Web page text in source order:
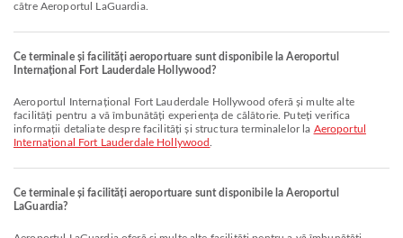
către Aeroportul LaGuardia.
Ce terminale și facilități aeroportuare sunt disponibile la Aeroportul
Internațional Fort Lauderdale Hollywood?
Aeroportul Internațional Fort Lauderdale Hollywood oferă și multe alte
facilități pentru a vă îmbunătăți experiența de călătorie. Puteți verifica
informații detaliate despre facilități și structura terminalelor la Aeroportul
Internațional Fort Lauderdale Hollywood
Ce terminale și facilități aeroportuare sunt disponibile la Aeroportul
LaGuardia?